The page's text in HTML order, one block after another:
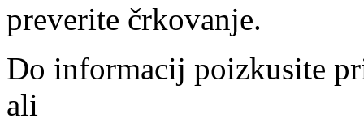
preverite črkovanje.
Do informacij poizkusite
ali